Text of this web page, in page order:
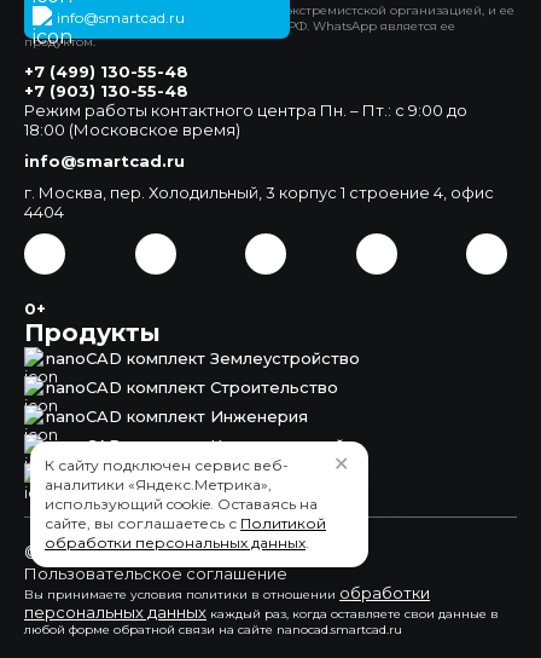
info@smartcad.ru
*Компания Meta Platforms Inc. признана экстремистской организацией, и ее
деятельность запрещена на территории РФ. WhatsApp является ее
продуктом.
Продукты
nanoCAD комплект Землеустройство
nanoCAD комплект Строительство
nanoCAD комплект Инженерия
nanoCAD комплект Корпоративный
nanoCAD Землеустройство
+7 (499) 130-55-48
+7 (903) 130-55-48
Режим работы контактного центра Пн. – Пт.: с 9:00 до
18:00 (Московское время)
info@smartcad.ru
г. Москва, пер. Холодильный, 3 корпус 1 строение 4, офис
4404
0+
© 2015 - 2026 ООО "СмартКАД"
Пользовательское соглашение
Вы принимаете условия политики в отношении обработки
персональных данных каждый раз, когда оставляете свои данные в
любой форме обратной связи на сайте nanocad.smartcad.ru
К сайту подключен сервис веб-
аналитики «Яндекс.Метрика»,
использующий cookie. Оставаясь на
сайте, вы соглашаетесь с Политикой
обработки персональных данных.
✕